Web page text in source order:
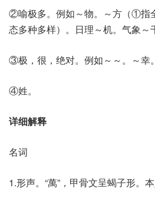
②喻极多。例如～物。～方（①指
态多种多样）。日理～机。气象～
③极，很，绝对。例如～～。～幸。
④姓。
详细解释
名词
1.形声。“萬”，甲骨文呈蝎子形。本